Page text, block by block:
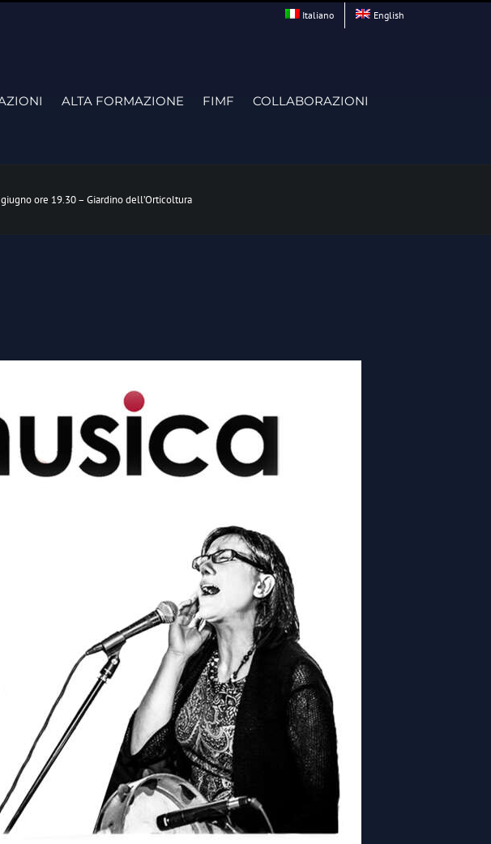
Italiano English
ALTA FORMAZIONE FIMF COLLABORAZIONI
giugno ore 19.30 – Giardino dell’Orticoltura